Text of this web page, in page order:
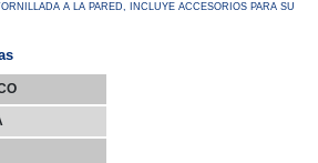
A LA PARED, INCLUYE ACCESORIOS PARA SU